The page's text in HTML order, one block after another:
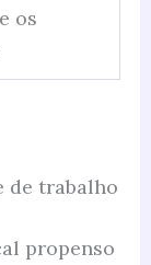
os
de trabalho
propenso